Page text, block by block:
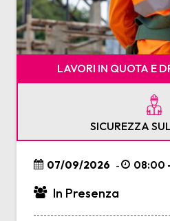
LAVORI IN QUOTA E
SICUREZZA
07/09/2026 - 08:00
In Presenza